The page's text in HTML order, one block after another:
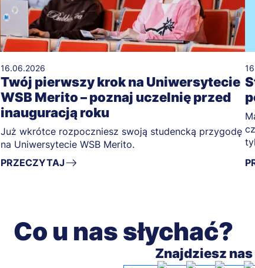
16.06.2026
Twój pierwszy krok na Uniwersytecie
WSB Merito – poznaj uczelnię przed
inauguracją roku
Już wkrótce rozpoczniesz swoją studencką przygodę
na Uniwersytecie WSB Merito.
PRZECZYTAJ
Co u nas słychać?
Znajdziesz nas